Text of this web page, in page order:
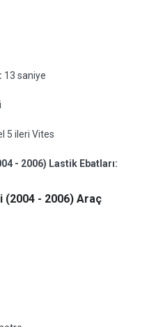
13 saniye
5 ileri Vites
- 2006) Lastik Ebatları:
(2004 - 2006) Araç